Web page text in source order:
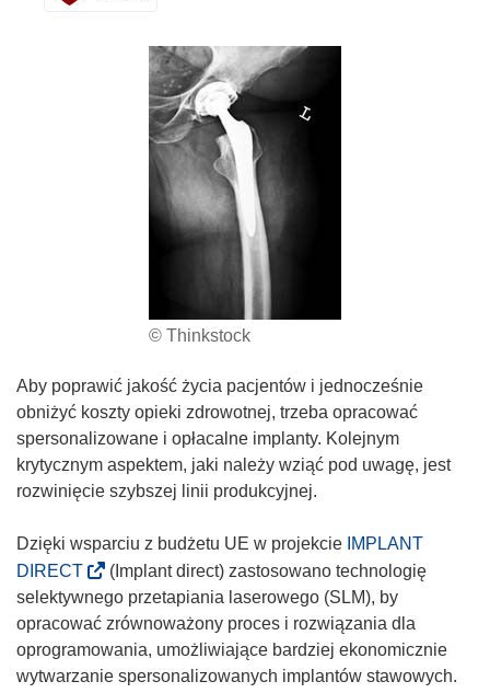
© Thinkstock
Aby poprawić jakość życia pacjentów i jednocześnie
obniżyć koszty opieki zdrowotnej, trzeba opracować
spersonalizowane i opłacalne implanty. Kolejnym
krytycznym aspektem, jaki należy wziąć pod uwagę, jest
rozwinięcie szybszej linii produkcyjnej.
Dzięki wsparciu z budżetu UE w projekcie IMPLANT
DIRECT(
o
d
n
o
(Implant direct) zastosowano technologię
selektywnego przetapiania laserowego (SLM), by
opracować zrównoważony proces i rozwiązania dla
oprogramowania, umożliwiające bardziej ekonomicznie
wytwarzanie spersonalizowanych implantów stawowych.